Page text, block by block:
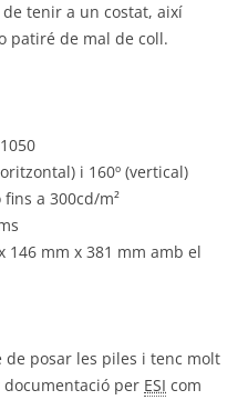
tenir a un costat, així
patiré de mal de coll.
i 160º (vertical)
a 300cd/m²
146 mm x 381 mm amb el
de posar les piles i tenc molt
per ESI com